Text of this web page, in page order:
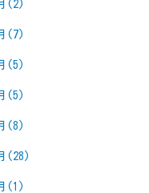
(2)
(7)
(5)
(5)
(8)
(28)
(1)